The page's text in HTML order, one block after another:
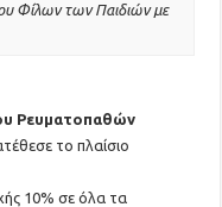
Φίλων των Παιδιών με
Ρευματοπαθών
το πλαίσιο
10% σε όλα τα